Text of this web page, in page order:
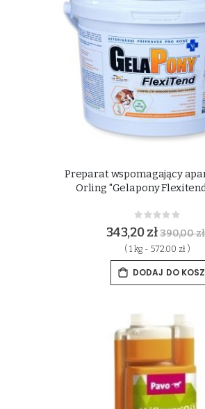
Preparat wspomagający
Orling "Gelapony
Rating:
0%
343,20 zł 390,00 zł
( 1 kg - 572.00 zł )
DODAJ DO